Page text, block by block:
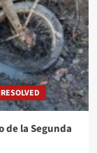
de la Segunda